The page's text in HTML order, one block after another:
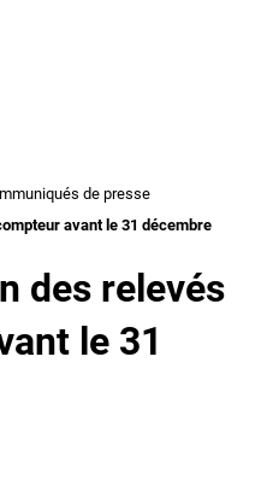
de presse
avant le 31 décembre
des relevés
le 31